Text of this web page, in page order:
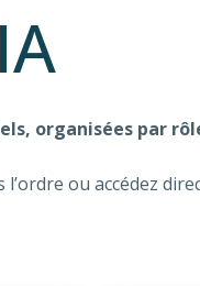
organisées par
ou accédez